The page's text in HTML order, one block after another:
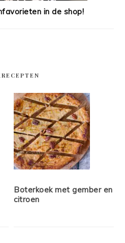
in de shop!
Boterkoek met gember en
citroen